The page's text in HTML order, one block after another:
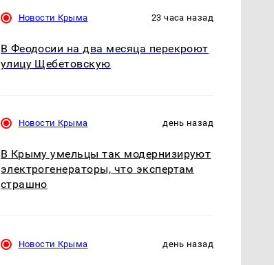
Новости Крыма 23 часа назад
В Феодосии на два месяца перекроют
улицу Щебетовскую
Новости Крыма день назад
В Крыму умельцы так модернизируют
электрогенераторы, что экспертам
страшно
Новости Крыма день назад